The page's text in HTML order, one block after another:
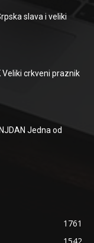
slava i veliki
Veliki crkveni praznik
Jedna od
1761